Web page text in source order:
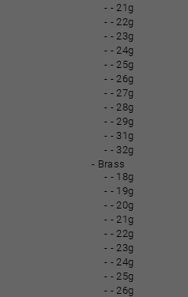
- 21g
- 22g
- 23g
- 24g
- 25g
- 26g
- 27g
- 28g
- 29g
- 31g
- 32g
Brass
- 18g
- 19g
- 20g
- 21g
- 22g
- 23g
- 24g
- 25g
- 26g